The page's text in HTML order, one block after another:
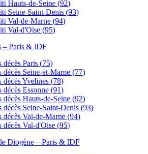
Hauts-de-Seine (92)
Seine-Saint-Denis (93)
Val-de-Marne (94)
Val-d'Oise (95)
– Paris & IDF
décès Paris (75)
décès Seine-et-Marne (77)
décèsYvelines (78)
décès Essonne (91)
décès Hauts-de-Seine (92)
décès Seine-Saint-Denis (93)
décès Val-de-Marne (94)
décès Val-d'Oise (95)
Diogène – Paris & IDF